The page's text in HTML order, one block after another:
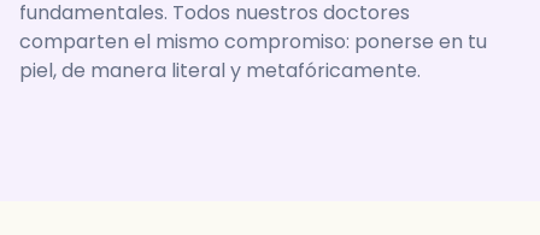
fundamentales. Todos nuestros doctores
comparten el mismo compromiso: ponerse en tu
piel, de manera literal y metafóricamente.